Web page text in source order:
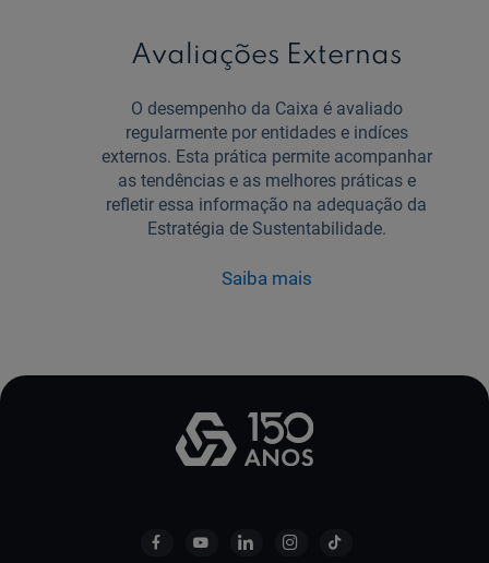
Avaliações Externas
O desempenho da Caixa é avaliado
regularmente por entidades e indíces
externos. Esta prática permite acompanhar
as tendências e as melhores práticas e
refletir essa informação na adequação da
Estratégia de Sustentabilidade.
Saiba mais